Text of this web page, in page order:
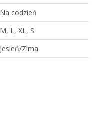
Na codzień
M, L, XL, S
Jesień/Zima